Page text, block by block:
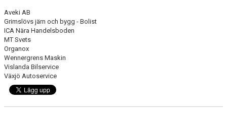
ANMÄLAN
DOKUMENT
Aveki AB
Grimslövs järn och bygg - Bolist
ICA Nära Handelsboden
MT Svets
Organox
Wennergrens Maskin
Vislanda Bilservice
Växjö Autoservice